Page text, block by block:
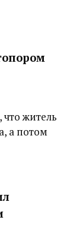
что житель
а потом